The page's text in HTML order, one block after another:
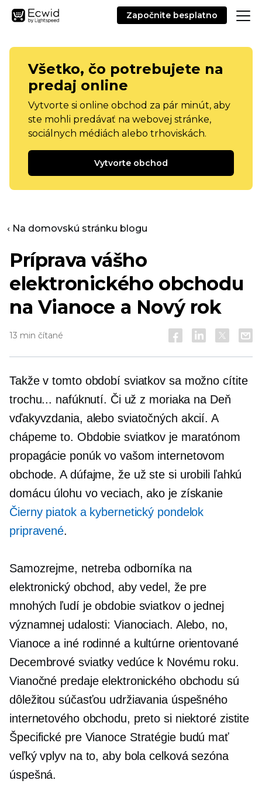
Započnite besplatno
Všetko, čo potrebujete na
predaj online
Vytvorte si online obchod za pár minút, aby
ste mohli predávať na webovej stránke,
sociálnych médiách alebo trhoviskách.
Vytvorte obchod
‹ Na domovskú stránku blogu
Príprava vášho
elektronického obchodu
na Vianoce a Nový rok
13 min čítané
Takže v tomto období sviatkov sa možno cítite
trochu... nafúknutí. Či už z moriaka na Deň
vďakyvzdania, alebo sviatočných akcií. A
chápeme to. Obdobie sviatkov je maratónom
propagácie ponúk vo vašom internetovom
obchode. A dúfajme, že už ste si urobili ľahkú
domácu úlohu vo veciach, ako je získanie
Čierny piatok a kybernetický pondelok
pripravené.
Samozrejme, netreba odborníka na
elektronický obchod, aby vedel, že pre
mnohých ľudí je obdobie sviatkov o jednej
významnej udalosti: Vianociach. Alebo, no,
Vianoce a iné rodinné a kultúrne orientované
Decembrové sviatky vedúce k Novému roku.
Vianočné predaje elektronického obchodu sú
dôležitou súčasťou udržiavania úspešného
internetového obchodu, preto si niektoré zistite
Špecifické pre VianoceStratégie budú mať
veľký vplyv na to, aby bola celková sezóna
úspešná.